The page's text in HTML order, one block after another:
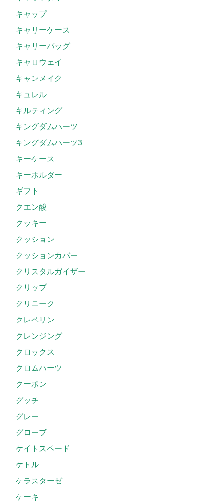
キャップ
キャリーケース
キャリーバッグ
キャロウェイ
キャンメイク
キュレル
キルティング
キングダムハーツ
キングダムハーツ3
キーケース
キーホルダー
ギフト
クエン酸
クッキー
クッション
クッションカバー
クリスタルガイザー
クリップ
クリニーク
クレベリン
クレンジング
クロックス
クロムハーツ
クーポン
グッチ
グレー
グローブ
ケイトスペード
ケトル
ケラスターゼ
ケーキ